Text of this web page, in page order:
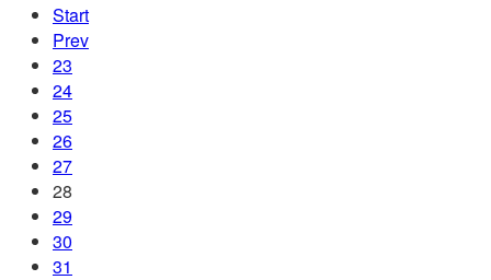
Start
Prev
23
24
25
26
27
28
29
30
31